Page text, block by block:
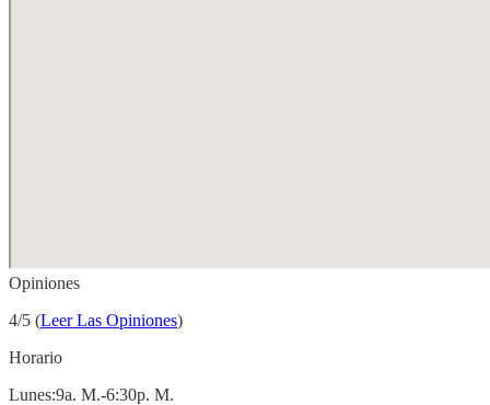
Opiniones
4/5 (Leer Las Opiniones)
Horario
Lunes:9a. M.-6:30p. M.